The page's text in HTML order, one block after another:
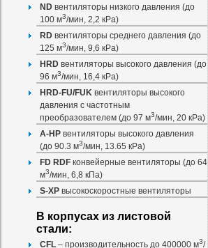
ND вентиляторы низкого давления (до
100 м3/мин, 2,2 кРа)
RD вентиляторы среднего давления (до
125 м3/мин, 9,6 кРа)
HRD вентиляторы высокого давления (до
96 м3/мин, 16,4 кРа)
HRD-FU/FUK вентиляторы высокого
давления с частотным
преобразователем (до 97 м3/мин, 20 кРа)
A-HP вентиляторы высокого давления
(до 90.3 м3/мин, 13.65 кРа)
FD RDF конвейерные вентиляторы (до 64
м3/мин, 6,8 кПа)
S-XP высокоскоростные вентиляторы
В корпусах из листовой
стали:
CFL – производительность до 400000 м3/